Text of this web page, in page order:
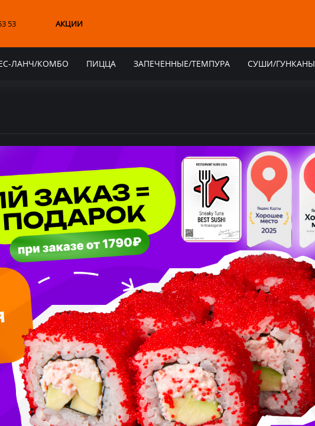
53 АКЦИИ
ЛАНЧ/КОМБО ПИЦЦА ЗАПЕЧЕННЫЕ/ТЕМПУРА СУШИ/ГУНКАНЫ